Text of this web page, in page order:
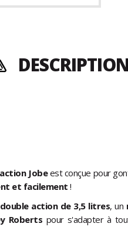
Jobeest conçue pour
et facilement!
action de 3,5 litres, un
Roberts pour s'adapter à